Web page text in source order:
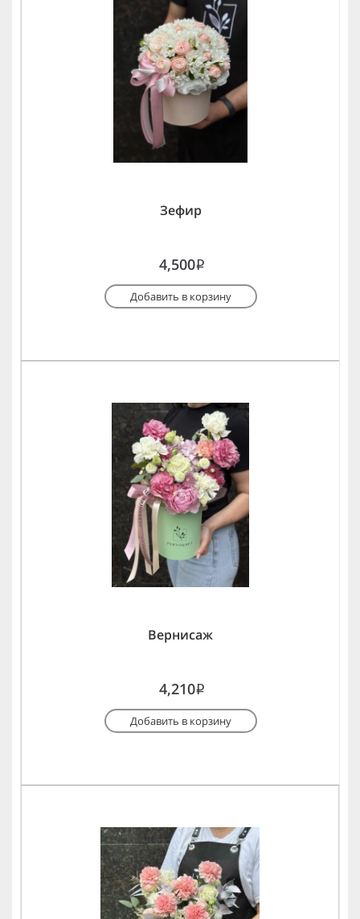
Зефир
4,500i
Добавить в корзину
Вернисаж
4,210i
Добавить в корзину